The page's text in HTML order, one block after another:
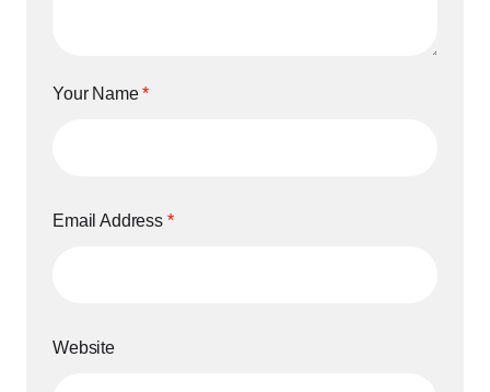
Your Name*
Email Address *
Website